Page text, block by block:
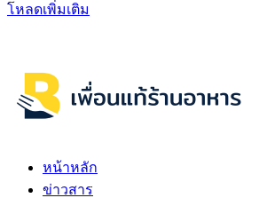
โหลดเพิ่มเติม
หน้าหลัก
ข่าวสาร